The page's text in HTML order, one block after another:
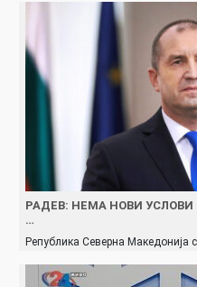
РАДЕВ: НЕМА НОВИ УСЛОВИ
…
Република Северна Македонија